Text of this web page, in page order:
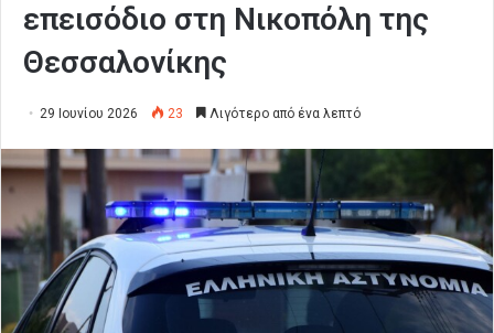
επεισόδιο στη Νικοπόλη της
Θεσσαλονίκης
29 Ιουνίου 2026 23 Λιγότερο από ένα λεπτό